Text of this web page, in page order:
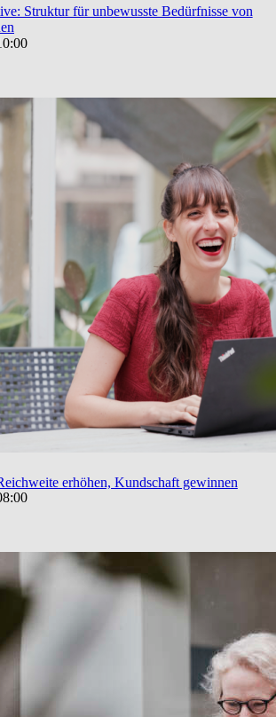
Struktur für unbewusste Bedürfnisse von
erhöhen, Kundschaft gewinnen